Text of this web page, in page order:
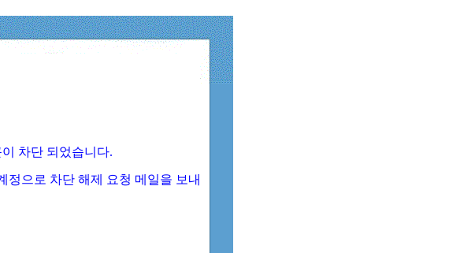
차단 되었습니다.
정으로 차단 해제 요청 메일을 보내